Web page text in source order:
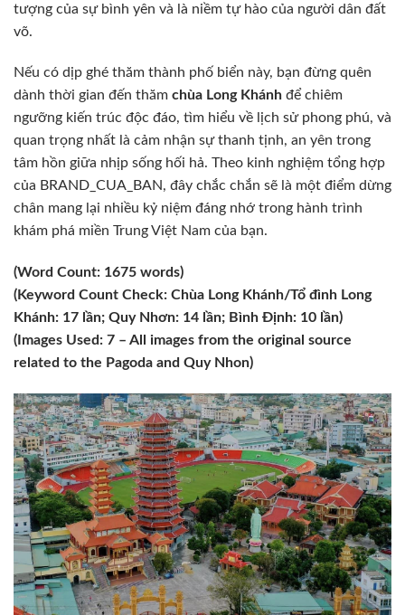
tượng của sự bình yên và là niềm tự hào của người dân đất
võ.
Nếu có dịp ghé thăm thành phố biển này, bạn đừng quên
dành thời gian đến thăm chùa Long Khánh để chiêm
ngưỡng kiến trúc độc đáo, tìm hiểu về lịch sử phong phú, và
quan trọng nhất là cảm nhận sự thanh tịnh, an yên trong
tâm hồn giữa nhịp sống hối hả. Theo kinh nghiệm tổng hợp
của BRAND_CUA_BAN, đây chắc chắn sẽ là một điểm dừng
chân mang lại nhiều kỷ niệm đáng nhớ trong hành trình
khám phá miền Trung Việt Nam của bạn.
(Word Count: 1675 words)
(Keyword Count Check: Chùa Long Khánh/Tổ đình Long
Khánh: 17 lần; Quy Nhơn: 14 lần; Bình Định: 10 lần)
(Images Used: 7 – All images from the original source
related to the Pagoda and Quy Nhon)